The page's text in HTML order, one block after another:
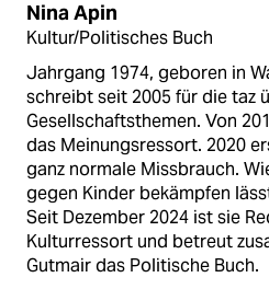
Nina Apin
Kultur/Politisches Buch
Jahrgang 1974, geboren in
schreibt seit 2005 für die taz
Gesellschaftsthemen. Von
das Meinungsressort. 2020
ganz normale Missbrauch.
gegen Kinder bekämpfen
Seit Dezember 2024 ist sie
Kulturressort und betreut
Gutmair das Politische Buch.